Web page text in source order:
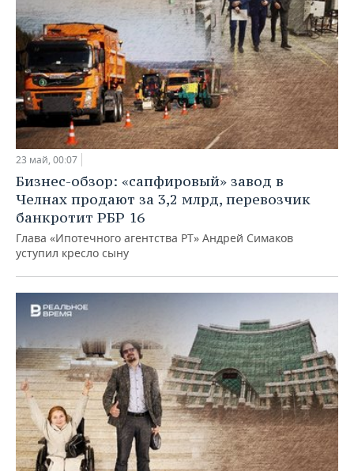
23 май, 00:07
Бизнес-обзор: «сапфировый» завод в
Челнах продают за 3,2 млрд, перевозчик
банкротит РБР 16
Глава «Ипотечного агентства РТ» Андрей Симаков
уступил кресло сыну